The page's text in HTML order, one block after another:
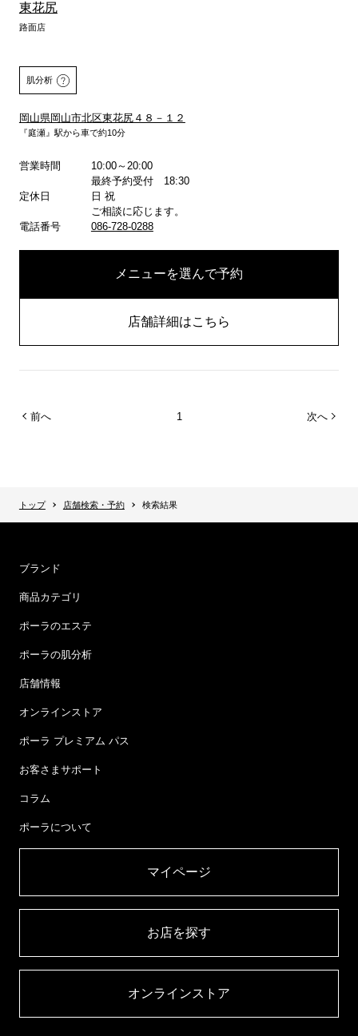
東花尻
路面店
肌分析
岡山県岡山市北区東花尻４８－１２
『庭瀬』駅から車で約10分
営業時間
10:00～20:00
最終予約受付 18:30
定休日
日 祝
ご相談に応じます。
電話番号
086-728-0288
メニューを選んで予約
店舗詳細はこちら
前へ 1 次へ
トップ 店舗検索・予約 検索結果
ブランド
商品カテゴリ
ポーラのエステ
ポーラの肌分析
店舗情報
オンラインストア
ポーラ プレミアム パス
お客さまサポート
コラム
ポーラについて
マイページ​
お店を探す​
オンラインストア​